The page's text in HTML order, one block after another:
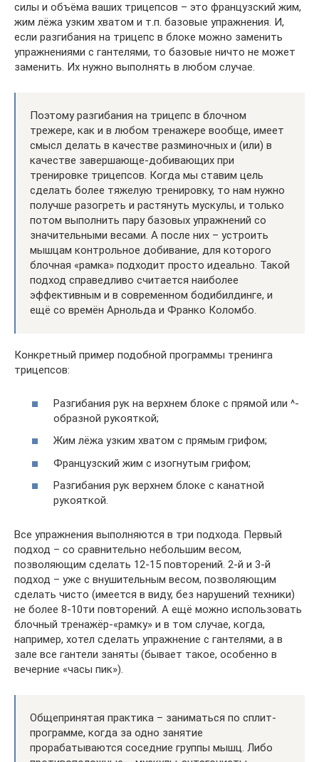
силы и объёма ваших трицепсов – это французский жим,
жим лёжа узким хватом и т.п. базовые упражнения. И,
если разгибания на трицепс в блоке можно заменить
упражнениями с гантелями, то базовые ничто не может
заменить. Их нужно выполнять в любом случае.
Поэтому разгибания на трицепс в блочном
трежере, как и в любом тренажере вообще, имеет
смысл делать в качестве разминочных и (или) в
качестве завершающе-добивающих при
тренировке трицепсов. Когда мы ставим цель
сделать более тяжелую тренировку, то нам нужно
получше разогреть и растянуть мускулы, и только
потом выполнить пару базовых упражнений со
значительными весами. А после них – устроить
мышцам контрольное добивание, для которого
блочная «рамка» подходит просто идеально. Такой
подход справедливо считается наиболее
эффективным и в современном бодибилдинге, и
ещё со времён Арнольда и Франко Коломбо.
Конкретный пример подобной программы тренинга
трицепсов:
Разгибания рук на верхнем блоке с прямой или ^-
образной рукояткой;
Жим лёжа узким хватом с прямым грифом;
Французский жим с изогнутым грифом;
Разгибания рук верхнем блоке с канатной
рукояткой.
Все упражнения выполняются в три подхода. Первый
подход – со сравнительно небольшим весом,
позволяющим сделать 12-15 повторений. 2-й и 3-й
подход – уже с внушительным весом, позволяющим
сделать чисто (имеется в виду, без нарушений техники)
не более 8-10ти повторений. А ещё можно использовать
блочный тренажёр-«рамку» и в том случае, когда,
например, хотел сделать упражнение с гантелями, а в
зале все гантели заняты (бывает такое, особенно в
вечерние «часы пик»).
Общепринятая практика – заниматься по сплит-
программе, когда за одно занятие
прорабатываются соседние группы мышц. Либо